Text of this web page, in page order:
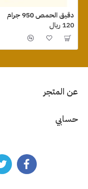
دقيق الحمص 950 جرام
120 ريال
عن المتجر
حسابي